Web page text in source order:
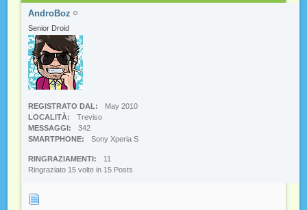
AndroBoz
Senior Droid
REGISTRATO DAL
May 2010
LOCALITÀ
Treviso
MESSAGGI
342
SMARTPHONE
Sony Xperia S
RINGRAZIAMENTI
11
Ringraziato 15 volte in 15 Posts